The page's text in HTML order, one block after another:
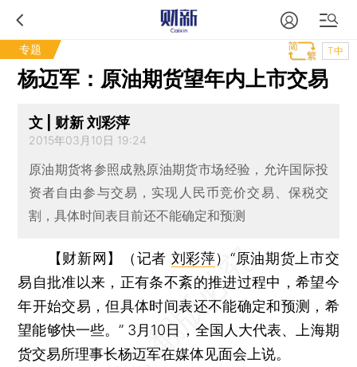
专题 T中
杨迈军：原油期货望年内上市交易
文 | 财新 刘彩萍
2015年03月10日 19:24
原油期货将参照成熟原油期货市场经验，允许国际投
资者自由参与交易，实现人民币竞价交易、保税交
割，具体时间表目前还不能确定和预测
【财新网】（记者 刘彩萍）“原油期货上市交
易自批准以来，正有条不紊的推进过程中，希望今
年开始交易，但具体时间表还不能确定和预测，希
望能够快一些。” 3月10日，全国人大代表、上海期
货交易所理事长杨迈军在媒体见面会上说。